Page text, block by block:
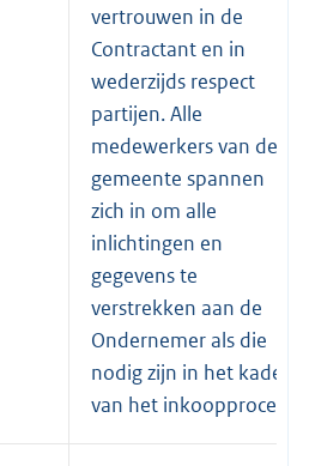
vertrouwen in de
Contractant en in
wederzijds respect
partijen. Alle
medewerkers van de
gemeente spannen
zich in om alle
inlichtingen en
gegevens te
verstrekken aan de
Ondernemer als die
nodig zijn in het kader
van het inkoopproces.